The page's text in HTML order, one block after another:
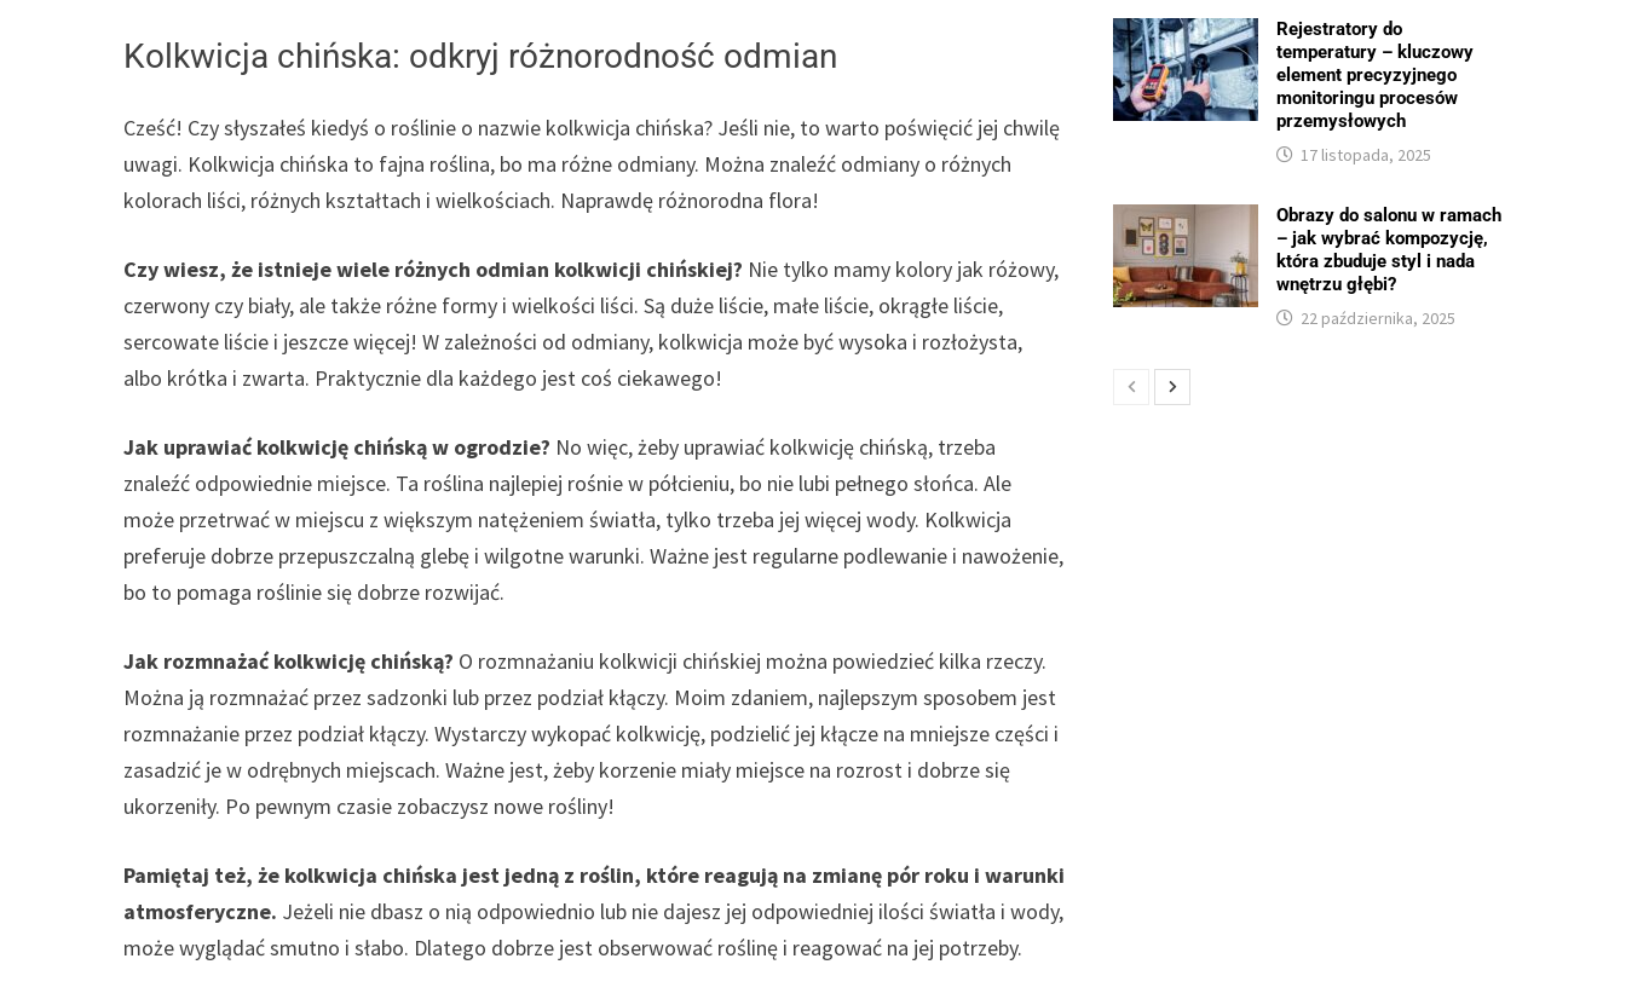
Kolkwicja chińska: odkryj różnorodność odmian
Cześć! Czy słyszałeś kiedyś o roślinie o nazwie kolkwicja chińska? Jeśli nie, to warto poświęcić jej chwilę
uwagi. Kolkwicja chińska to fajna roślina, bo ma różne odmiany. Można znaleźć odmiany o różnych
kolorach liści, różnych kształtach i wielkościach. Naprawdę różnorodna flora!
Czy wiesz, że istnieje wiele różnych odmian kolkwicji chińskiej? Nie tylko mamy kolory jak różowy,
czerwony czy biały, ale także różne formy i wielkości liści. Są duże liście, małe liście, okrągłe liście,
sercowate liście i jeszcze więcej! W zależności od odmiany, kolkwicja może być wysoka i rozłożysta,
albo krótka i zwarta. Praktycznie dla każdego jest coś ciekawego!
Jak uprawiać kolkwicję chińską w ogrodzie? No więc, żeby uprawiać kolkwicję chińską, trzeba
znaleźć odpowiednie miejsce. Ta roślina najlepiej rośnie w półcieniu, bo nie lubi pełnego słońca. Ale
może przetrwać w miejscu z większym natężeniem światła, tylko trzeba jej więcej wody. Kolkwicja
preferuje dobrze przepuszczalną glebę i wilgotne warunki. Ważne jest regularne podlewanie i nawożenie,
bo to pomaga roślinie się dobrze rozwijać.
Jak rozmnażać kolkwicję chińską? O rozmnażaniu kolkwicji chińskiej można powiedzieć kilka rzeczy.
Można ją rozmnażać przez sadzonki lub przez podział kłączy. Moim zdaniem, najlepszym sposobem jest
rozmnażanie przez podział kłączy. Wystarczy wykopać kolkwicję, podzielić jej kłącze na mniejsze części i
zasadzić je w odrębnych miejscach. Ważne jest, żeby korzenie miały miejsce na rozrost i dobrze się
ukorzeniły. Po pewnym czasie zobaczysz nowe rośliny!
Pamiętaj też, że kolkwicja chińska jest jedną z roślin, które reagują na zmianę pór roku i warunki
atmosferyczne. Jeżeli nie dbasz o nią odpowiednio lub nie dajesz jej odpowiedniej ilości światła i wody,
może wyglądać smutno i słabo. Dlatego dobrze jest obserwować roślinę i reagować na jej potrzeby.
Rejestratory do
temperatury – kluczowy
element precyzyjnego
monitoringu procesów
przemysłowych
17 listopada, 2025
Obrazy do salonu w ramach
– jak wybrać kompozycję,
która zbuduje styl i nada
wnętrzu głębi?
22 października, 2025